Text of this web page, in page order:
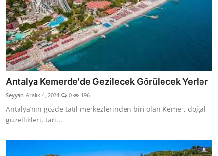
Antalya Kemerde'de Gezilecek Görülecek Yerler
Seyyah Aralık 4, 2024 0 196
Antalya’nın gözde tatil merkezlerinden biri olan Kemer, doğal
güzellikleri, tari...